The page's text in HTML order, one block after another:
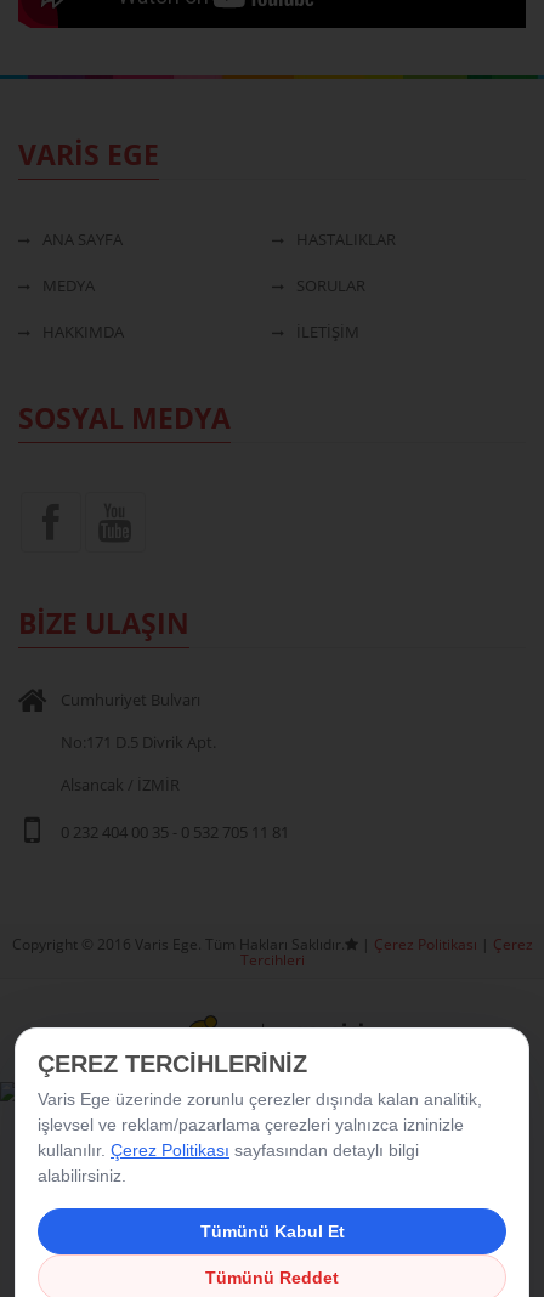
VARİS EGE
ANA SAYFA HASTALIKLAR
MEDYA SORULAR
HAKKIMDA İLETİŞİM
SOSYAL MEDYA
BİZE ULAŞIN
Cumhuriyet Bulvarı
No:171 D.5 Divrik Apt.
Alsancak / İZMİR
0 232 404 00 35 - 0 532 705 11 81
Copyright © 2016 Varis Ege. Tüm Hakları Saklıdır. Çerez Politikası Çerez
Tercihleri
ÇEREZ TERCİHLERİNİZ
Varis Ege üzerinde zorunlu çerezler dışında kalan analitik,
işlevsel ve reklam/pazarlama çerezleri yalnızca izninizle
kullanılır. Çerez Politikası sayfasından detaylı bilgi
alabilirsiniz.
Tümünü Kabul Et
Tümünü Reddet